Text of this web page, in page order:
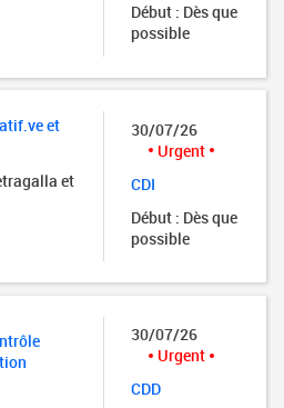
Début : Dès que
possible
et
et
30/07/26
Urgent
CDI
Début : Dès que
possible
30/07/26
Urgent
CDD